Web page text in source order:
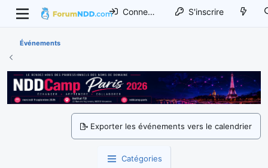
Connexion S'inscrire
Événements
Exporter les événements vers le calendrier
Catégories